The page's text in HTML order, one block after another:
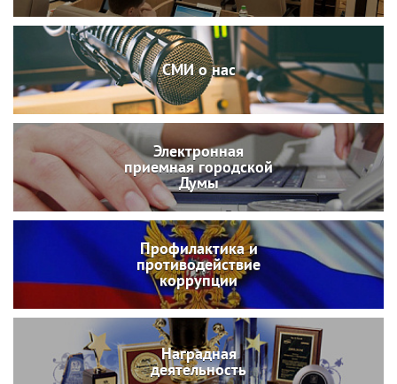
СМИ о нас
Электронная
приемная городской
Думы
Профилактика и
противодействие
коррупции
Наградная
деятельность